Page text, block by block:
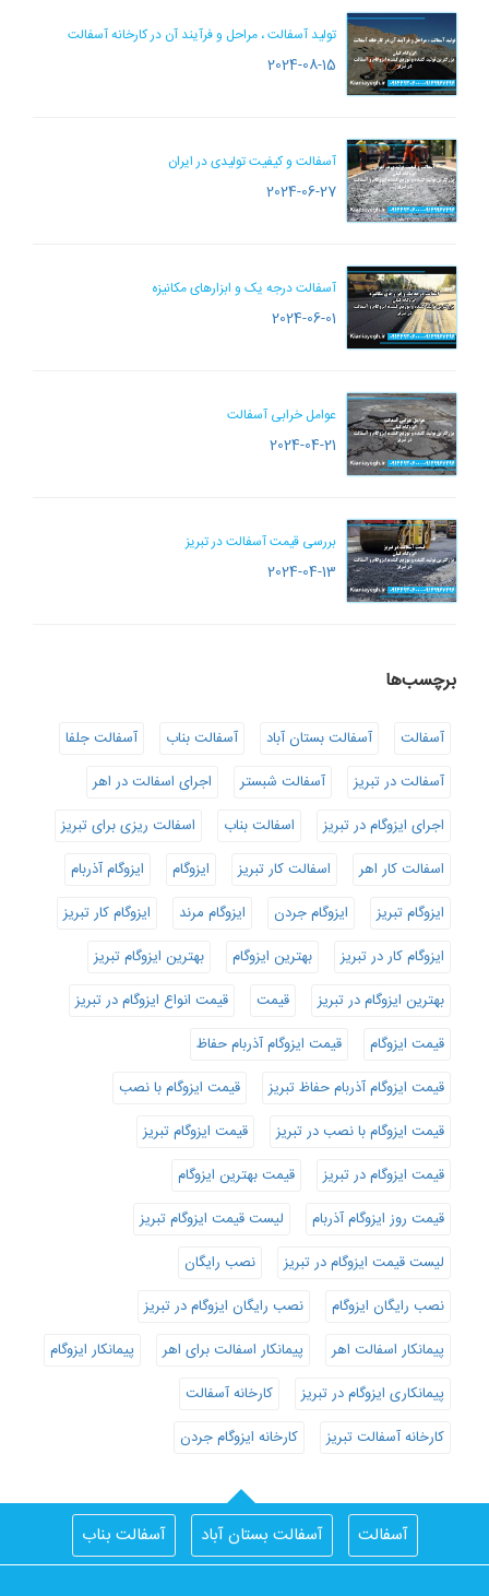
تولید آسفالت ، مراحل و فرآیند آن در کارخانه آسفالت
2024-08-15
آسفالت و کیفیت تولیدی در ایران
2024-06-27
آسفالت درجه یک و ابزارهای مکانیزه
2024-06-01
عوامل خرابی آسفالت
2024-04-21
بررسی قیمت آسفالت در تبریز
2024-04-13
برچسب‌ها
آسفالت آسفالت بستان آباد آسفالت بناب
آسفالت جلفا
آسفالت در تبریز
آسفالت شبستر
اجرای اسفالت در اهر
اجرای ایزوگام در تبریز
اسفالت بناب
اسفالت ریزی برای تبریز
اسفالت کار اهر
اسفالت کار تبریز ایزوگام
ایزوگام آذربام
ایزوگام تبریز
ایزوگام جردن ایزوگام مرند
ایزوگام کار تبریز
ایزوگام کار در تبریز
بهترین ایزوگام
بهترین ایزوگام تبریز
بهترین ایزوگام در تبریز
قیمت
قیمت انواع ایزوگام در تبریز
قیمت ایزوگام
قیمت ایزوگام آذربام حفاظ
قیمت ایزوگام آذربام حفاظ تبریز
قیمت ایزوگام با نصب
قیمت ایزوگام با نصب در تبریز
قیمت ایزوگام تبریز
قیمت ایزوگام در تبریز
قیمت بهترین ایزوگام
قیمت روز ایزوگام آذربام
لیست قیمت ایزوگام تبریز
لیست قیمت ایزوگام در تبریز
نصب رایگان
نصب رایگان ایزوگام
نصب رایگان ایزوگام در تبریز
پیمانکار اسفالت اهر
پیمانکار اسفالت برای اهر
پیمانکار ایزوگام
پیمانکاری ایزوگام در تبریز
کارخانه آسفالت
کارخانه آسفالت تبریز
کارخانه ایزوگام جردن
آسفالت آسفالت بستان آباد
آسفالت بناب